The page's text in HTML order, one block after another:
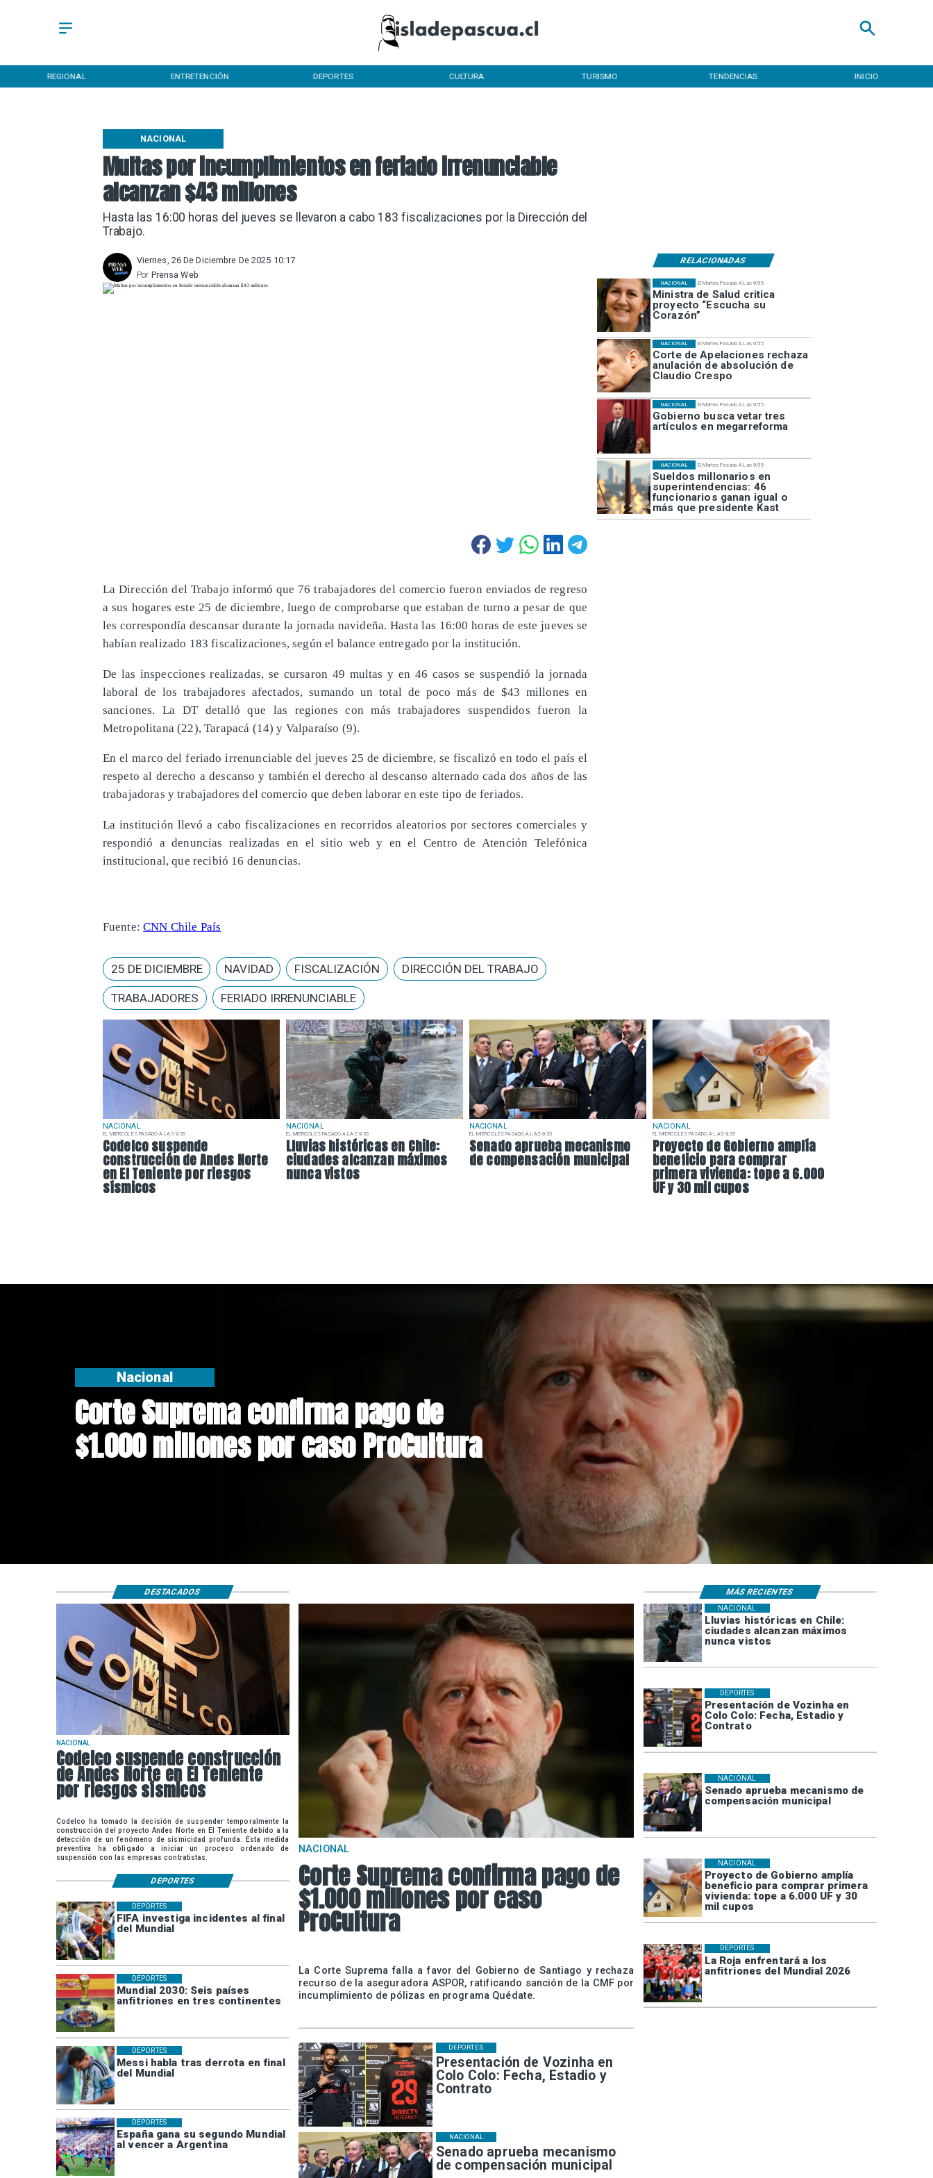
REGIONAL ENTRETENCIÓN DEPORTES CULTURA TURISMO TENDENCIAS INICIO
Multas por incumplimientos en feriado irrenunciable
alcanzan $43 millones
Hasta las 16:00 horas del jueves se llevaron a cabo 183 fiscalizaciones por la Dirección del
Trabajo.
NACIONAL
RELACIONADAS
Viernes, 26 De Diciembre De 2025 10:17
Prensa Web
Por
NACIONAL
EL MIÉRCOLES PASADO A LAS 9:35
Codelco suspende
construcción de Andes Norte
en El Teniente por riesgos
sísmicos
NACIONAL
EL MIÉRCOLES PASADO A LAS 9:35
Lluvias históricas en Chile:
ciudades alcanzan máximos
nunca vistos
NACIONAL
EL MIÉRCOLES PASADO A LAS 9:35
Senado aprueba mecanismo
de compensación municipal
NACIONAL
EL MIÉRCOLES PASADO A LAS 9:35
Proyecto de Gobierno amplía
beneficio para comprar
primera vivienda: tope a 6.000
UF y 30 mil cupos
El Martes Pasado A Las 9:55
Ministra de Salud critica
proyecto “Escucha su
Corazón”
NACIONAL
El Martes Pasado A Las 9:55
Corte de Apelaciones rechaza
anulación de absolución de
Claudio Crespo
NACIONAL
El Martes Pasado A Las 9:55
Gobierno busca vetar tres
artículos en megarreforma
NACIONAL
El Martes Pasado A Las 9:55
Sueldos millonarios en
superintendencias: 46
funcionarios ganan igual o
más que presidente Kast
NACIONAL
La Dirección del Trabajo informó que 76 trabajadores del comercio fueron enviados de regreso
a sus hogares este 25 de diciembre, luego de comprobarse que estaban de turno a pesar de que
les correspondía descansar durante la jornada navideña. Hasta las 16:00 horas de este jueves se
habían realizado 183 fiscalizaciones, según el balance entregado por la institución.
De las inspecciones realizadas, se cursaron 49 multas y en 46 casos se suspendió la jornada
laboral de los trabajadores afectados, sumando un total de poco más de $43 millones en
sanciones. La DT detalló que las regiones con más trabajadores suspendidos fueron la
Metropolitana (22), Tarapacá (14) y Valparaíso (9).
En el marco del feriado irrenunciable del jueves 25 de diciembre, se fiscalizó en todo el país el
respeto al derecho a descanso y también el derecho al descanso alternado cada dos años de las
trabajadoras y trabajadores del comercio que deben laborar en este tipo de feriados.
La institución llevó a cabo fiscalizaciones en recorridos aleatorios por sectores comerciales y
respondió a denuncias realizadas en el sitio web y en el Centro de Atención Telefónica
institucional, que recibió 16 denuncias.
Fuente:CNN Chile País
25 DE DICIEMBRE NAVIDAD FISCALIZACIÓN DIRECCIÓN DEL TRABAJO
TRABAJADORES FERIADO IRRENUNCIABLE
Codelco suspende construcción de
Andes Norte en El Teniente por
Nacional
Lluvias históricas en Chile:
ciudades alcanzan máximos
nunca vistos
NACIONAL
Presentación de Vozinha en
Colo Colo: Fecha, Estadio y
Contrato
DEPORTES
Senado aprueba mecanismo de
compensación municipal
NACIONAL
Proyecto de Gobierno amplía
beneficio para comprar primera
vivienda: tope a 6.000 UF y 30
mil cupos
NACIONAL
La Roja enfrentará a los
anfitriones del Mundial 2026
DEPORTES
FIFA investiga incidentes al final
del Mundial
DEPORTES
Mundial 2030: Seis países
anfitriones en tres continentes
DEPORTES
Messi habla tras derrota en final
del Mundial
DEPORTES
España gana su segundo Mundial
al vencer a Argentina
DEPORTES
Presentación de Vozinha en
Colo Colo: Fecha, Estadio y
Contrato
DEPORTES
Senado aprueba mecanismo
de compensación municipal
NACIONAL
NACIONAL
Codelco suspende construcción
de Andes Norte en El Teniente
por riesgos sísmicos
Codelco ha tomado la decisión de suspender temporalmente la
construcción del proyecto Andes Norte en El Teniente debido a la
detección de un fenómeno de sismicidad profunda. Esta medida
preventiva ha obligado a iniciar un proceso ordenado de
suspensión con las empresas contratistas.
NACIONAL
Corte Suprema confirma pago de
$1.000 millones por caso
ProCultura
La Corte Suprema falla a favor del Gobierno de Santiago y rechaza
recurso de la aseguradora ASPOR, ratificando sanción de la CMF por
incumplimiento de pólizas en programa Quédate.
DESTACADOS MÁS RECIENTES
DEPORTES